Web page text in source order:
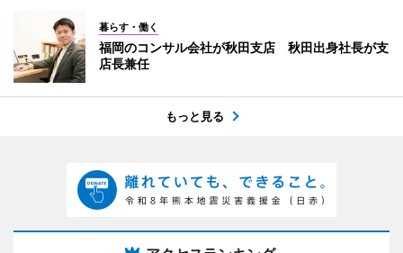
暮らす・働く
福岡のコンサル会社が秋田支店 秋田出身社長が支
店長兼任
もっと見る